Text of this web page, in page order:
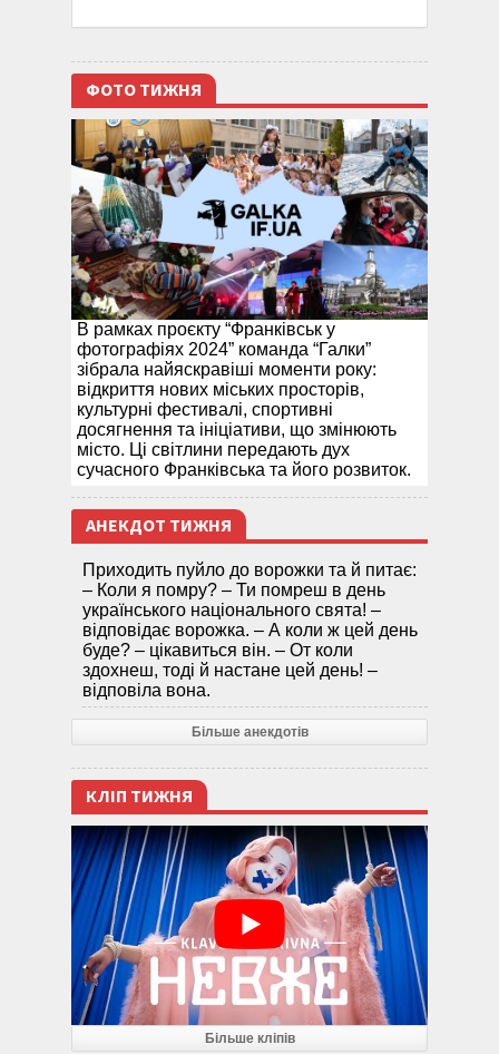
ФОТО ТИЖНЯ
В рамках проєкту “Франківськ у
фотографіях 2024” команда “Галки”
зібрала найяскравіші моменти року:
відкриття нових міських просторів,
культурні фестивалі, спортивні
досягнення та ініціативи, що змінюють
місто. Ці світлини передають дух
сучасного Франківська та його розвиток.
АНЕКДОТ ТИЖНЯ
Приходить пуйло до ворожки та й питає:
– Коли я помру? – Ти помреш в день
українського національного свята! –
відповідає ворожка. – А коли ж цей день
буде? – цікавиться він. – От коли
здохнеш, тоді й настане цей день! –
відповіла вона.
Більше анекдотів
КЛІП ТИЖНЯ
Більше кліпів